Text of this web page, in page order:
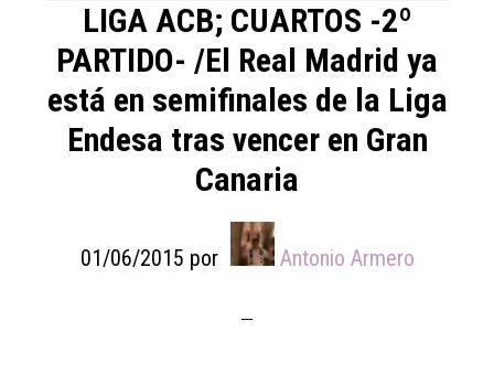
LIGA ACB; CUARTOS -2º
PARTIDO- /El Real Madrid ya
está en semifinales de la Liga
Endesa tras vencer en Gran
Canaria
01/06/2015 por Antonio Armero